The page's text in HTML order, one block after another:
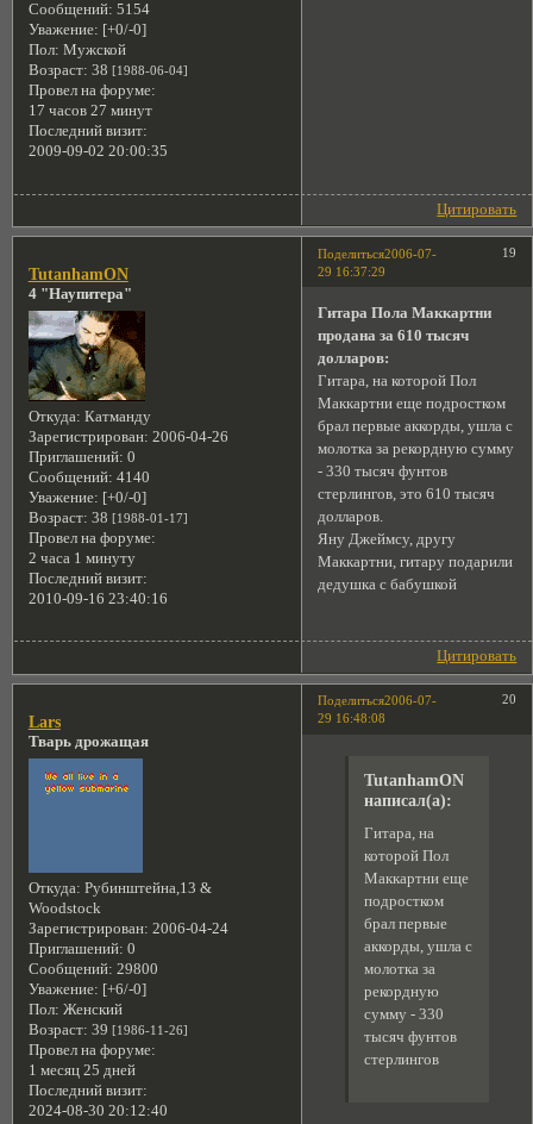
Сообщений: 5154
Уважение: [+0/-0]
Пол: Мужской
Возраст: 38 [1988-06-04]
Провел на форуме:
17 часов 27 минут
Последний визит:
2009-09-02 20:00:35
Цитировать
Поделиться 19
2006-07-
29 16:37:29
TutanhamON
4 "Наупитера"
Откуда: Катманду
Зарегистрирован: 2006-04-26
Приглашений: 0
Сообщений: 4140
Уважение: [+0/-0]
Возраст: 38 [1988-01-17]
Провел на форуме:
2 часа 1 минуту
Последний визит:
2010-09-16 23:40:16
Гитара Пола Маккартни
продана за 610 тысяч
долларов:
Гитара, на которой Пол
Маккартни еще подростком
брал первые аккорды, ушла с
молотка за рекордную сумму
- 330 тысяч фунтов
стерлингов, это 610 тысяч
долларов.
Яну Джеймсу, другу
Маккартни, гитару подарили
дедушка с бабушкой
Цитировать
Поделиться 20
2006-07-
29 16:48:08
Lars
Тварь дрожащая
Откуда: Рубинштейна,13 &
Woodstock
Зарегистрирован: 2006-04-24
Приглашений: 0
Сообщений: 29800
Уважение: [+6/-0]
Пол: Женский
Возраст: 39 [1986-11-26]
Провел на форуме:
1 месяц 25 дней
Последний визит:
2024-08-30 20:12:40
TutanhamON
написал(а):
Гитара, на
которой Пол
Маккартни еще
подростком
брал первые
аккорды, ушла с
молотка за
рекордную
сумму - 330
тысяч фунтов
стерлингов